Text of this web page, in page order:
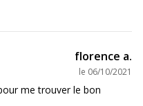
florence a.
le 06/10/2021
me trouver le bon